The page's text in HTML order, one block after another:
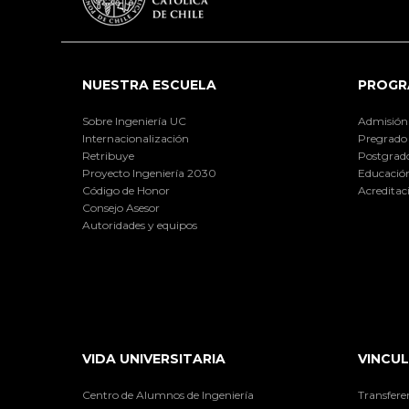
NUESTRA ESCUELA
Sobre Ingeniería UC
Internacionalización
Retribuye
Proyecto Ingeniería 2030
Código de Honor
Consejo Asesor
Autoridades y equipos
Admisión
Pregrado
VIDA UNIVERSITARIA
Centro de Alumnos de Ingeniería